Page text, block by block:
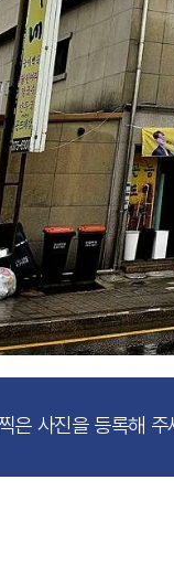
은 사진을 등록해 주